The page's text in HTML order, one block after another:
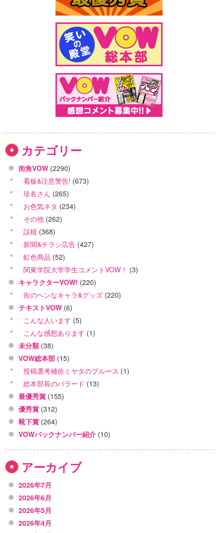
カテゴリー
街角VOW (2290)
看板&注意警告! (673)
珍名さん (265)
お色気ネタ (234)
その他 (262)
誤植 (368)
新聞&チラシ広告 (427)
虹色商品 (52)
関東学院大学学生コメントVOW！ (3)
キャラクターVOW! (220)
街のヘンなキャラ&グッズ (220)
テキストVOW (6)
こんな人います (5)
こんな感想あります (1)
未分類 (38)
VOW総本部 (15)
投稿選考補佐ミヤタのブルース (1)
総本部長のバラード (13)
最優秀賞 (155)
優秀賞 (312)
靴下賞 (264)
VOWバックナンバー紹介 (10)
アーカイブ
2026年7月
2026年6月
2026年5月
2026年4月